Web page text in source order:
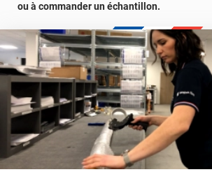
ou à commander un échantillon.